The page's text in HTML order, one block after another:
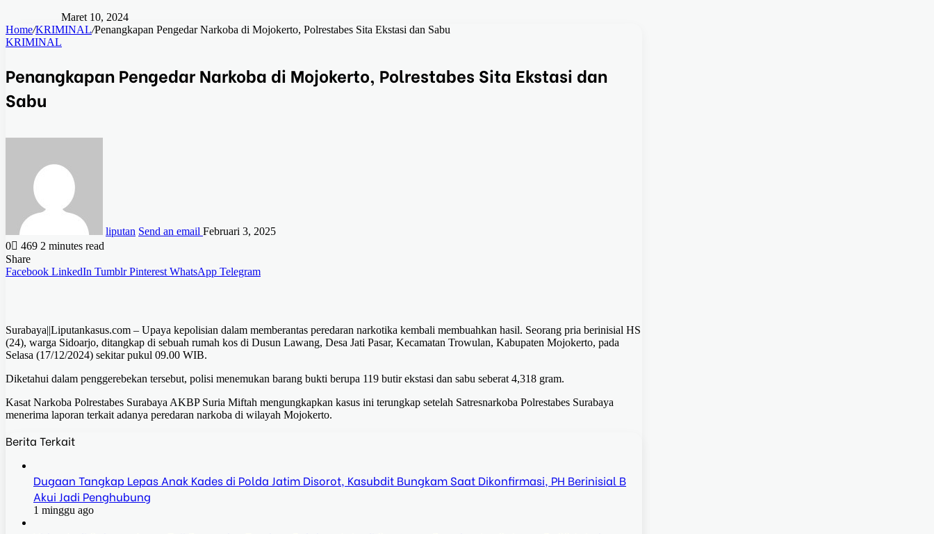
Maret 10, 2024
Home/KRIMINAL/Penangkapan Pengedar Narkoba di Mojokerto, Polrestabes Sita Ekstasi dan Sabu
KRIMINAL
Penangkapan Pengedar Narkoba di Mojokerto, Polrestabes Sita Ekstasi dan
Sabu
liputan Send an email Februari 3, 2025
0
469 2 minutes read
Share
Facebook LinkedIn Tumblr Pinterest WhatsApp Telegram
Surabaya||Liputankasus.com – Upaya kepolisian dalam memberantas peredaran narkotika kembali membuahkan hasil. Seorang pria berinisial HS
(24), warga Sidoarjo, ditangkap di sebuah rumah kos di Dusun Lawang, Desa Jati Pasar, Kecamatan Trowulan, Kabupaten Mojokerto, pada
Selasa (17/12/2024) sekitar pukul 09.00 WIB.
Diketahui dalam penggerebekan tersebut, polisi menemukan barang bukti berupa 119 butir ekstasi dan sabu seberat 4,318 gram.
Kasat Narkoba Polrestabes Surabaya AKBP Suria Miftah mengungkapkan kasus ini terungkap setelah Satresnarkoba Polrestabes Surabaya
menerima laporan terkait adanya peredaran narkoba di wilayah Mojokerto.
Berita Terkait
Dugaan Tangkap Lepas Anak Kades di Polda Jatim Disorot, Kasubdit Bungkam Saat Dikonfirmasi, PH Berinisial B
Akui Jadi Penghubung
1 minggu ago